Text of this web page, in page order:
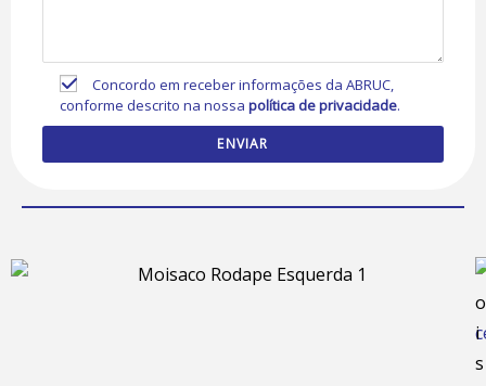
Concordo em receber informações da ABRUC,
conforme descrito na nossapolítica de privacidade.